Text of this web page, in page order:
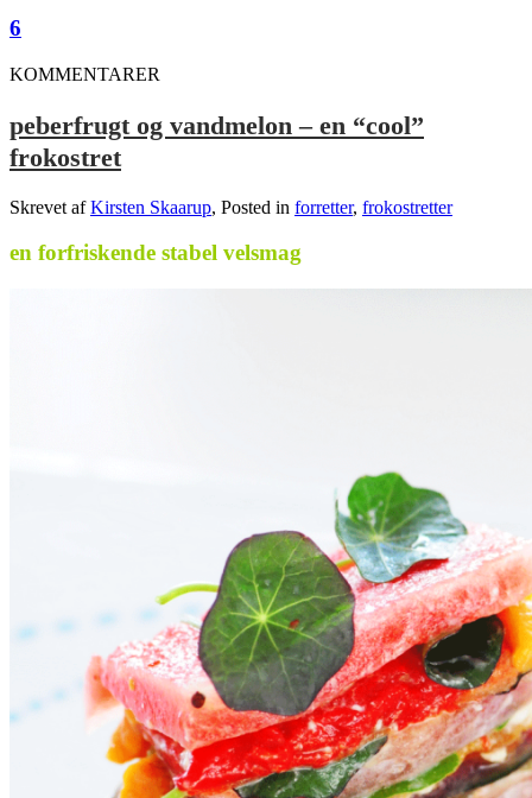
6
KOMMENTARER
peberfrugt og vandmelon – en “cool”
frokostret
Skrevet afKirsten Skaarup, Posted in forretter, frokostretter
en forfriskende stabel velsmag